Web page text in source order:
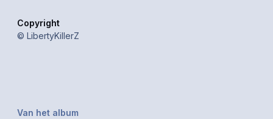
Copyright
© LibertyKillerZ
Van het album